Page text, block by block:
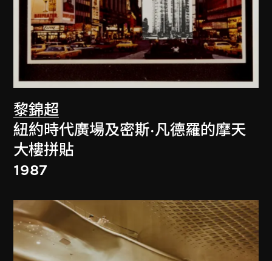
黎錦超
紐約時代廣場及密斯·凡德羅的摩天
大樓拼貼
1987